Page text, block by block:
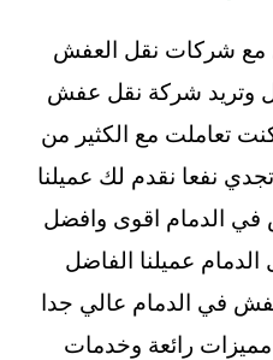
مع شركات نقل العفش
وتريد شركة نقل عفش
تعاملت مع الكثير من
نفعا نقدم لك عميلنا
الدمام اقوى وافضل
عميلنا الفاضل
في الدمام عالي جدا
رائعة وخدمات